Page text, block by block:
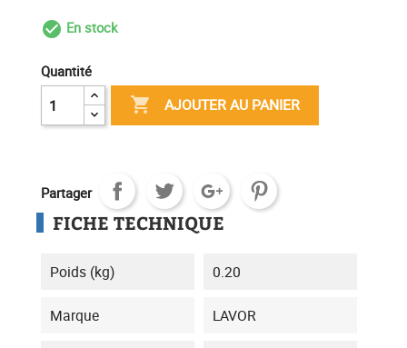
check_circle_outline
En stock
Quantité
 AJOUTER AU PANIER
Partager
FICHE TECHNIQUE
Poids (kg) 0.20
Marque LAVOR